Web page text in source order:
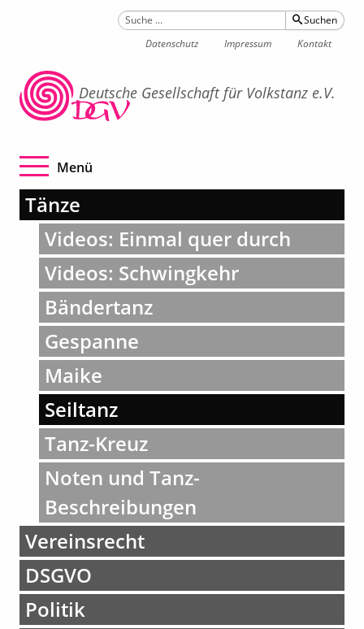
Suchen
Datenschutz
Impressum Kontakt
Deutsche Gesellschaft für Volkstanz e.V.
Navigation betätigen
Menü
Tänze
Videos: Einmal quer durch
Videos: Schwingkehr
Bändertanz
Gespanne
Maike
Seiltanz
Tanz-Kreuz
Noten und Tanz-
Beschreibungen
Vereinsrecht
DSGVO
Politik